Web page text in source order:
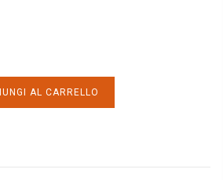
AL CARRELLO